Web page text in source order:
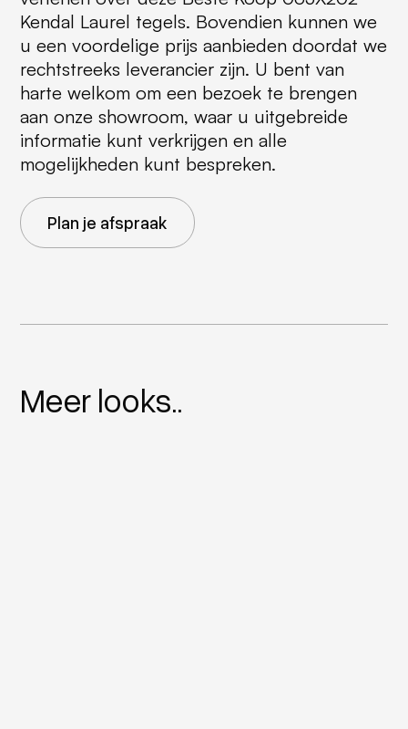
Kendal Laurel tegels. Bovendien kunnen we
u een voordelige prijs aanbieden doordat we
rechtstreeks leverancier zijn. U bent van
harte welkom om een bezoek te brengen
aan onze showroom, waar u uitgebreide
informatie kunt verkrijgen en alle
mogelijkheden kunt bespreken.
Plan je afspraak
Meer looks..